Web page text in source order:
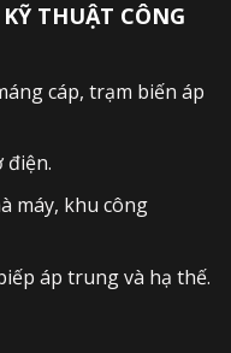
THUẬT CÔNG
cáp, trạm biến áp
điện.
máy, khu công
áp trung và hạ thế.